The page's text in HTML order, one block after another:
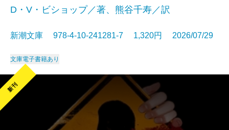
D・V・ビショップ／著、熊谷千寿／訳
新潮文庫 978-4-10-241281-7 1,320円 2026/07/29
文庫電子書籍あり
新刊